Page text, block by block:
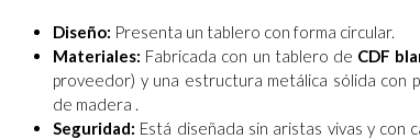
Diseño: Presenta un tablero con forma circular.
Materiales: Fabricada con un tablero de CDF
proveedor) y una estructura metálica sólida con
de madera .
Seguridad: Está diseñada sin aristas vivas y con